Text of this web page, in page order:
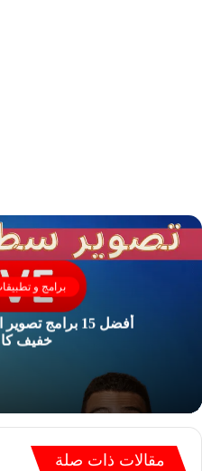
برامج و
أفضل 15 برامج
خفيف
مقالات ذات صلة